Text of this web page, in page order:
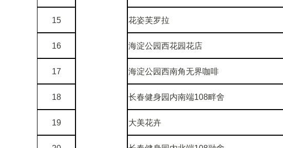
15 花姿芙罗拉
16 海淀公园西花园花店
17 海淀公园西南角无界咖啡
18 长春健身园内南端108畔舍
19 大美花卉